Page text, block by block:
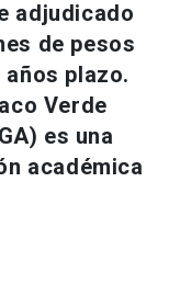
adjudicado
de pesos
plazo.
Verde
es una
académica